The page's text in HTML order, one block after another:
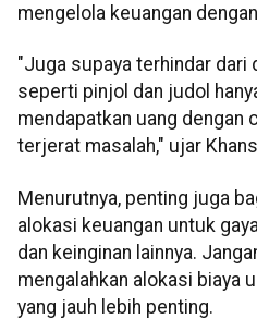
mengelola keuangan
"Juga supaya terhindar
seperti pinjol dan judol
mendapatkan uang dengan
terjerat masalah," ujar
Menurutnya, penting juga
alokasi keuangan untuk
dan keinginan lainnya.
mengalahkan alokasi biaya
yang jauh lebih penting.